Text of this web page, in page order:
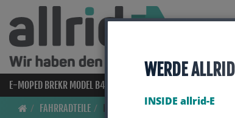
WERDE
INSIDE allrid-E
E-MOPED BREKR MODEL B4000
FAHRRADTEILE